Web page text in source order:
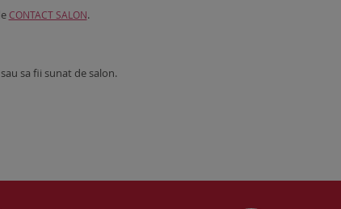
CONTACT SALON.
sa fii sunat de salon.